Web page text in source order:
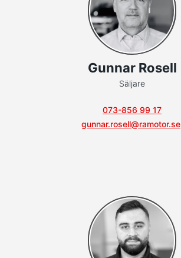
Gunnar Rosell
Säljare
073-856 99 17
gunnar.rosell@ramotor.se